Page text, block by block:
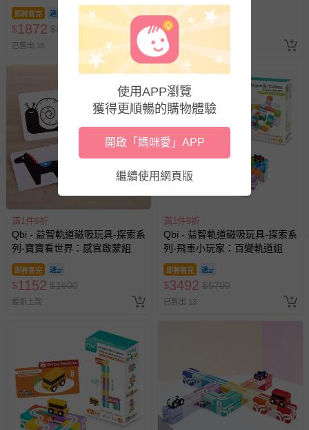
即將售完
$1872 $3000
已售出 16
即將售完
$3042 5000
已售出 9
3
滿1件9折
Qbi - 益智軌道磁吸玩具-探索系
列-寶寶看世界：感官啟蒙組
即將售完
$1152 $1600
最新上架
滿1件9折
Qbi - 益智軌道磁吸玩具-探索系
列-飛車小玩家：百變軌道組
即將售完
$3492 $5700
已售出 13
使用APP瀏覽
獲得更順暢的購物體驗
開啟「媽咪愛」APP
繼續使用網頁版